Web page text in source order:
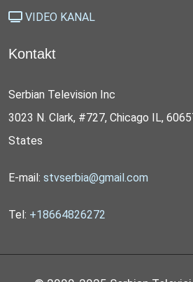
VIDEO KANAL
Kontakt
Serbian Television Inc
3023 N. Clark, #727, Chicago IL,
States
E-mail: stvserbia@gmail.com
Tel: +18664826272